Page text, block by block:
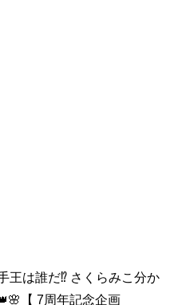
王は誰だ⁉ さくらみこ分か
【 7周年記念企画